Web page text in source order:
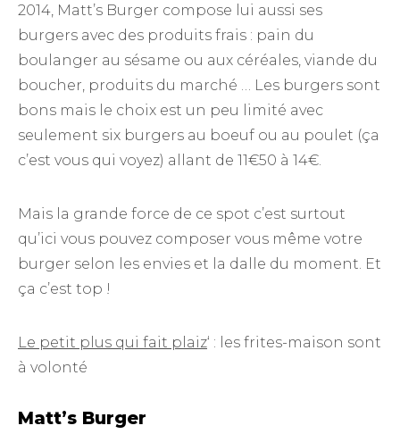
2014, Matt’s Burger compose lui aussi ses
burgers avec des produits frais : pain du
boulanger au sésame ou aux céréales, viande du
boucher, produits du marché … Les burgers sont
bons mais le choix est un peu limité avec
seulement six burgers au boeuf ou au poulet (ça
c’est vous qui voyez) allant de 11€50 à 14€.
Mais la grande force de ce spot c’est surtout
qu’ici vous pouvez composer vous même votre
burger selon les envies et la dalle du moment. Et
ça c’est top !
Le petit plus qui fait plaiz‘ : les frites-maison sont
à volonté
Matt’s Burger